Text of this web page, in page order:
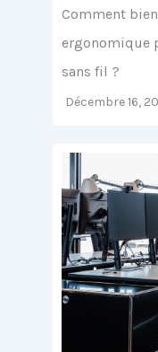
Comment
ergonomique
sans fil ?
Décembre 16,